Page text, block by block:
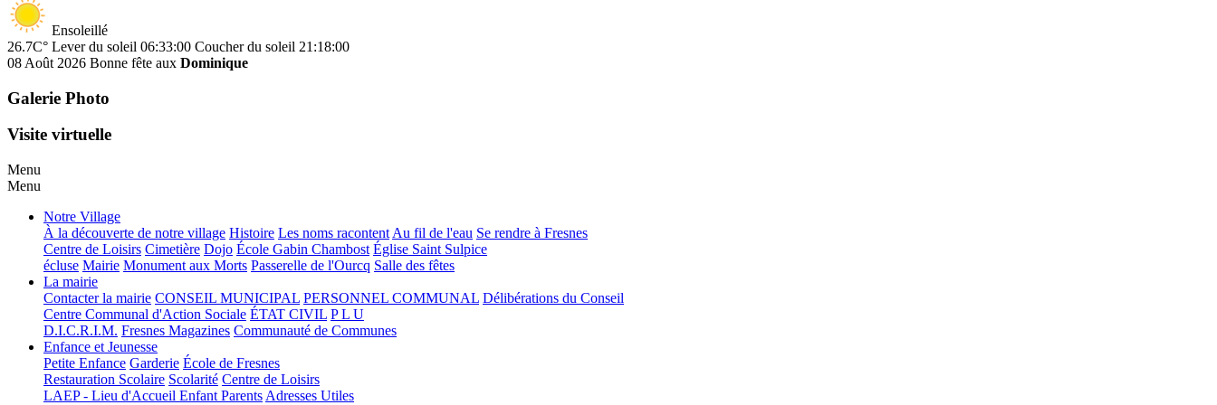
Ensoleillé
26.7C° Lever du soleil 06:33:00 Coucher du soleil 21:18:00
08 Août 2026 Bonne fête aux Dominique
Galerie Photo
Visite virtuelle
Menu
Menu
Notre Village
À la découverte de notre village Histoire Les noms racontent Au fil de l'eau Se rendre à Fresnes
Centre de Loisirs Cimetière Dojo École Gabin Chambost Église Saint Sulpice
écluse Mairie Monument aux Morts Passerelle de l'Ourcq Salle des fêtes
La mairie
Contacter la mairie CONSEIL MUNICIPAL PERSONNEL COMMUNAL Délibérations du Conseil
Centre Communal d'Action Sociale ÉTAT CIVIL P L U
D.I.C.R.I.M. Fresnes Magazines Communauté de Communes
Enfance et Jeunesse
Petite Enfance Garderie École de Fresnes
Restauration Scolaire Scolarité Centre de Loisirs
LAEP - Lieu d'Accueil Enfant Parents Adresses Utiles